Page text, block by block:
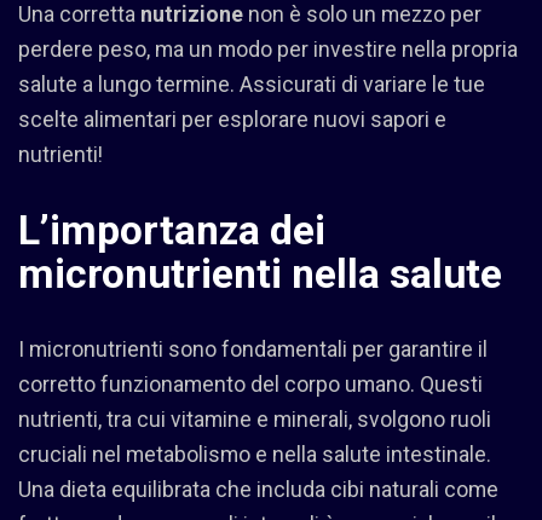
Una corretta nutrizione non è solo un mezzo per
perdere peso, ma un modo per investire nella propria
salute a lungo termine. Assicurati di variare le tue
scelte alimentari per esplorare nuovi sapori e
nutrienti!
L’importanza dei
micronutrienti nella salute
I micronutrienti sono fondamentali per garantire il
corretto funzionamento del corpo umano. Questi
nutrienti, tra cui vitamine e minerali, svolgono ruoli
cruciali nel metabolismo e nella salute intestinale.
Una dieta equilibrata che includa cibi naturali come